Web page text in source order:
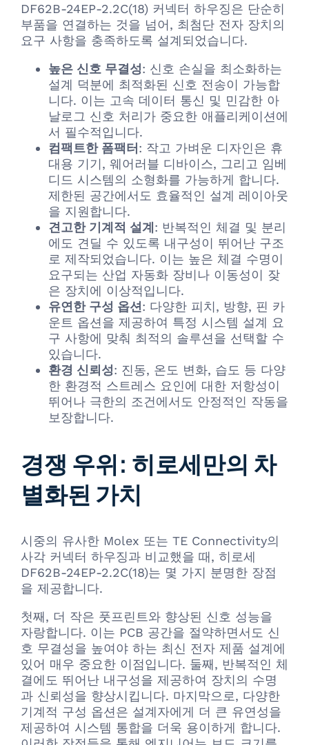
DF62B-24EP-2.2C(18) 커넥터 하우징은 단순히
부품을 연결하는 것을 넘어, 최첨단 전자 장치의
요구 사항을 충족하도록 설계되었습니다.
높은 신호 무결성: 신호 손실을 최소화하는
설계 덕분에 최적화된 신호 전송이 가능합
니다. 이는 고속 데이터 통신 및 민감한 아
날로그 신호 처리가 중요한 애플리케이션에
서 필수적입니다.
컴팩트한 폼팩터 : 작고 가벼운 디자인은 휴
대용 기기, 웨어러블 디바이스, 그리고 임베
디드 시스템의 소형화를 가능하게 합니다.
제한된 공간에서도 효율적인 설계 레이아웃
을 지원합니다.
견고한 기계적 설계 : 반복적인 체결 및 분리
에도 견딜 수 있도록 내구성이 뛰어난 구조
로 제작되었습니다. 이는 높은 체결 수명이
요구되는 산업 자동화 장비나 이동성이 잦
은 장치에 이상적입니다.
유연한 구성 옵션 : 다양한 피치, 방향, 핀 카
운트 옵션을 제공하여 특정 시스템 설계 요
구 사항에 맞춰 최적의 솔루션을 선택할 수
있습니다.
환경 신뢰성: 진동, 온도 변화, 습도 등 다양
한 환경적 스트레스 요인에 대한 저항성이
뛰어나 극한의 조건에서도 안정적인 작동을
보장합니다.
경쟁 우위: 히로세만의 차
별화된 가치
시중의 유사한 Molex 또는 TE Connectivity의
사각 커넥터 하우징과 비교했을 때, 히로세
DF62B-24EP-2.2C(18)는 몇 가지 분명한 장점
을 제공합니다.
첫째, 더 작은 풋프린트와 향상된 신호 성능을
자랑합니다. 이는 PCB 공간을 절약하면서도 신
호 무결성을 높여야 하는 최신 전자 제품 설계에
있어 매우 중요한 이점입니다. 둘째, 반복적인 체
결에도 뛰어난 내구성을 제공하여 장치의 수명
과 신뢰성을 향상시킵니다. 마지막으로, 다양한
기계적 구성 옵션은 설계자에게 더 큰 유연성을
제공하여 시스템 통합을 더욱 용이하게 합니다.